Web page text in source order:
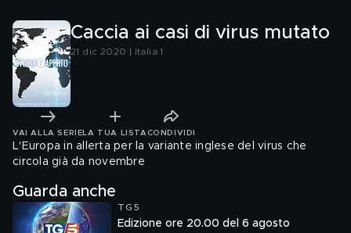
Caccia ai casi di virus mutato
21 dic 2020 | Italia 1
VAI ALLA SERIE LA TUA LISTA CONDIVIDI
L'Europa in allerta per la variante inglese del virus che
circola già da novembre
Guarda anche
TG5
Edizione ore 20.00 del 6 agosto